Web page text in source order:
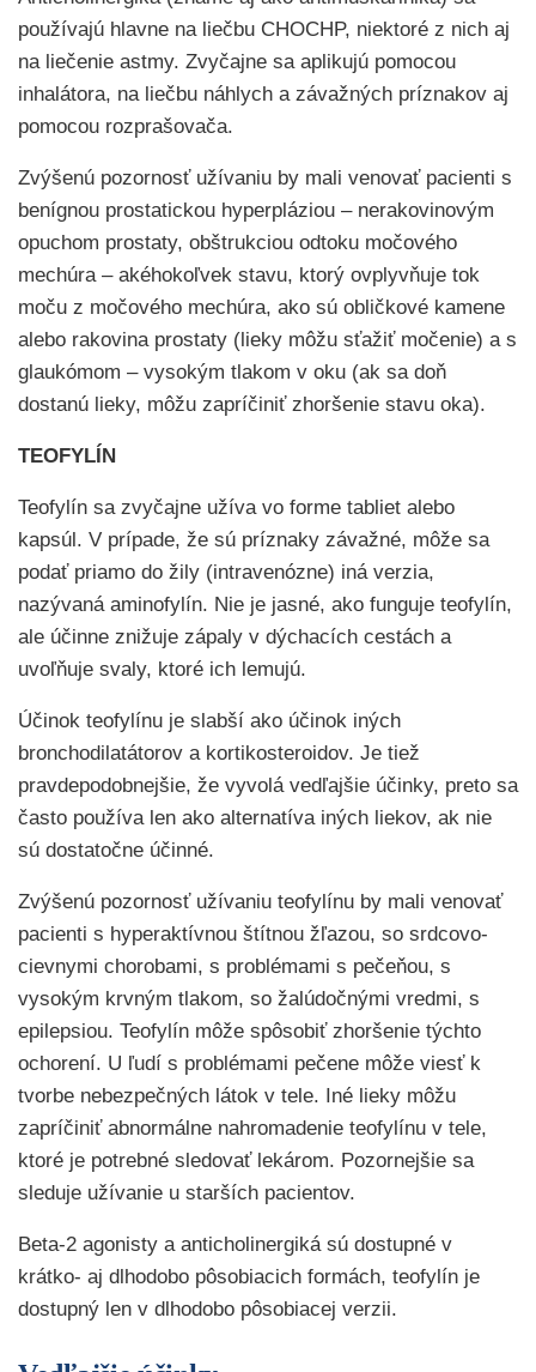
používajú hlavne na liečbu CHOCHP, niektoré z nich aj
na liečenie astmy. Zvyčajne sa aplikujú pomocou
inhalátora, na liečbu náhlych a závažných príznakov aj
pomocou rozprašovača.
Zvýšenú pozornosť užívaniu by mali venovať pacienti s
benígnou prostatickou hyperpláziou – nerakovinovým
opuchom prostaty, obštrukciou odtoku močového
mechúra – akéhokoľvek stavu, ktorý ovplyvňuje tok
moču z močového mechúra, ako sú obličkové kamene
alebo rakovina prostaty (lieky môžu sťažiť močenie) a s
glaukómom – vysokým tlakom v oku (ak sa doň
dostanú lieky, môžu zapríčiniť zhoršenie stavu oka).
TEOFYLÍN
Teofylín sa zvyčajne užíva vo forme tabliet alebo
kapsúl. V prípade, že sú príznaky závažné, môže sa
podať priamo do žily (intravenózne) iná verzia,
nazývaná aminofylín. Nie je jasné, ako funguje teofylín,
ale účinne znižuje zápaly v dýchacích cestách a
uvoľňuje svaly, ktoré ich lemujú.
Účinok teofylínu je slabší ako účinok iných
bronchodilatátorov a kortikosteroidov. Je tiež
pravdepodobnejšie, že vyvolá vedľajšie účinky, preto sa
často používa len ako alternatíva iných liekov, ak nie
sú dostatočne účinné.
Zvýšenú pozornosť užívaniu teofylínu by mali venovať
pacienti s hyperaktívnou štítnou žľazou, so srdcovo-
cievnymi chorobami, s problémami s pečeňou, s
vysokým krvným tlakom, so žalúdočnými vredmi, s
epilepsiou. Teofylín môže spôsobiť zhoršenie týchto
ochorení. U ľudí s problémami pečene môže viesť k
tvorbe nebezpečných látok v tele. Iné lieky môžu
zapríčiniť abnormálne nahromadenie teofylínu v tele,
ktoré je potrebné sledovať lekárom. Pozornejšie sa
sleduje užívanie u starších pacientov.
Beta-2 agonisty a anticholinergiká sú dostupné v
krátko- aj dlhodobo pôsobiacich formách, teofylín je
dostupný len v dlhodobo pôsobiacej verzii.